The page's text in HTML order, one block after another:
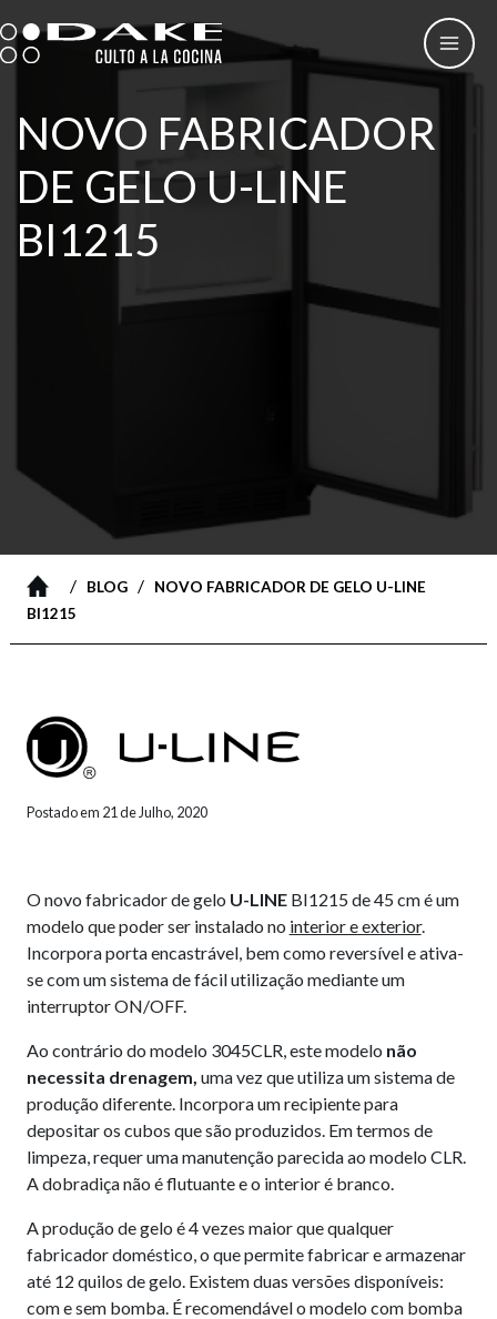
to
content
NOVO FABRICADOR
DE GELO U-LINE
BI1215
/ BLOG/
NOVO FABRICADOR DE GELO U-LINE
BI1215
Postado em 21 de Julho, 2020
O novo fabricador de gelo U-LINE BI1215 de 45 cm é um
modelo que poder ser instalado no interior e exterior.
Incorpora porta encastrável, bem como reversível e ativa-
se com um sistema de fácil utilização mediante um
interruptor ON/OFF.
Ao contrário do modelo 3045CLR, este modelo não
necessita drenagem, uma vez que utiliza um sistema de
produção diferente. Incorpora um recipiente para
depositar os cubos que são produzidos. Em termos de
limpeza, requer uma manutenção parecida ao modelo CLR.
A dobradiça não é flutuante e o interior é branco.
A produção de gelo é 4 vezes maior que qualquer
fabricador doméstico, o que permite fabricar e armazenar
até 12 quilos de gelo. Existem duas versões disponíveis:
com e sem bomba. É recomendável o modelo com bomba